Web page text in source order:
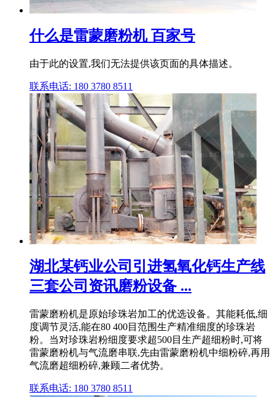
什么是雷蒙磨粉机 百家号
由于此的设置,我们无法提供该页面的具体描述。
联系电话: 180 3780 8511
湖北某钙业公司引进氢氧化钙生产线
三套公司资讯磨粉设备 ...
雷蒙磨粉机是原始珍珠岩加工的优选设备。其能耗低,细
度调节灵活,能在80 400目范围生产精准细度的珍珠岩
粉。当对珍珠岩粉细度要求超500目生产超细粉时,可将
雷蒙磨粉机与气流磨串联,先由雷蒙磨粉机中细粉碎,再用
气流磨超细粉碎,兼顾二者优势。
联系电话: 180 3780 8511